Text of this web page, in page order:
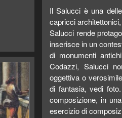
Il Salucci è una
capricci
Salucci rende
inserisce in un
di monumenti
Codazzi, Salucci
oggettiva o
di fantasia, vedi
composizione, in
esercizio di